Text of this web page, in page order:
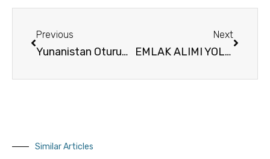
Previous
Yunanistan Oturum İzni Ne Kadar Zamanda Çıkar ?
Next
EMLAK ALIMI YOLUYLA ALINAN OTURUM / OTURMA İZNİ VE VATANDAŞLIK HAKKI
Similar Articles